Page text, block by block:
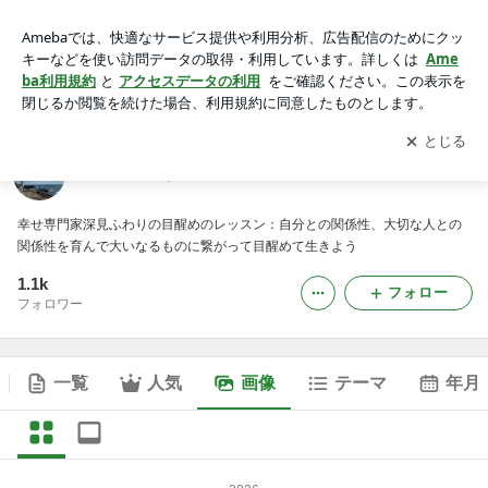
アプリをダウンロードして ブログの更新通知
を受け取りまし
ょう。
開く
幸せ専門家深見ふわりの目醒めのレッスン：自分との関係性、大切な人との
関係性を育んで大いなるものに繋がって目醒めて生きよう
1.1k
フォロワー
フォロー
一覧 人気 画像 テーマ 年月